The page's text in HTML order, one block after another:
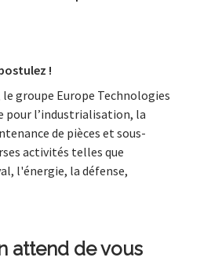
!
le groupe Europe Technologies
pour l’industrialisation, la
de pièces et sous-
activités telles que
l'énergie, la défense,
attend de vous